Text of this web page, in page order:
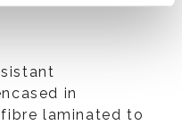
in
laminated to